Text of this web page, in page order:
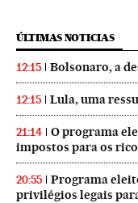
ÚLTIMAS NOTICIAS
12:15 Bolsonaro, a
12:15 Lula, uma
21:14
O programa
impostos para os
20:55
Programa
privilégios legais